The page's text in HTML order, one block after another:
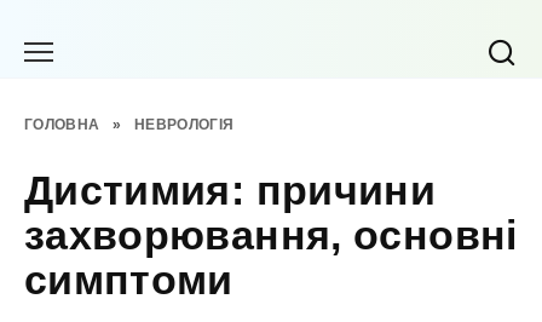
ГОЛОВНА » НЕВРОЛОГІЯ
Дистимия: причини
захворювання, основні
симптоми